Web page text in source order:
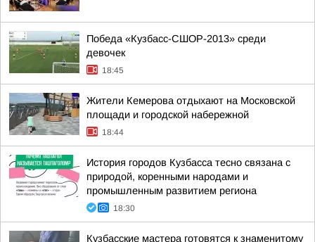
Победа «Кузбасс-СШОР-2013» среди
девочек
18:45
Жители Кемерова отдыхают на Московской
площади и городской набережной
18:44
История городов Кузбасса тесно связана с
природой, коренными народами и
промышленным развитием региона
18:30
Кузбасские мастера готовятся к знаменитому